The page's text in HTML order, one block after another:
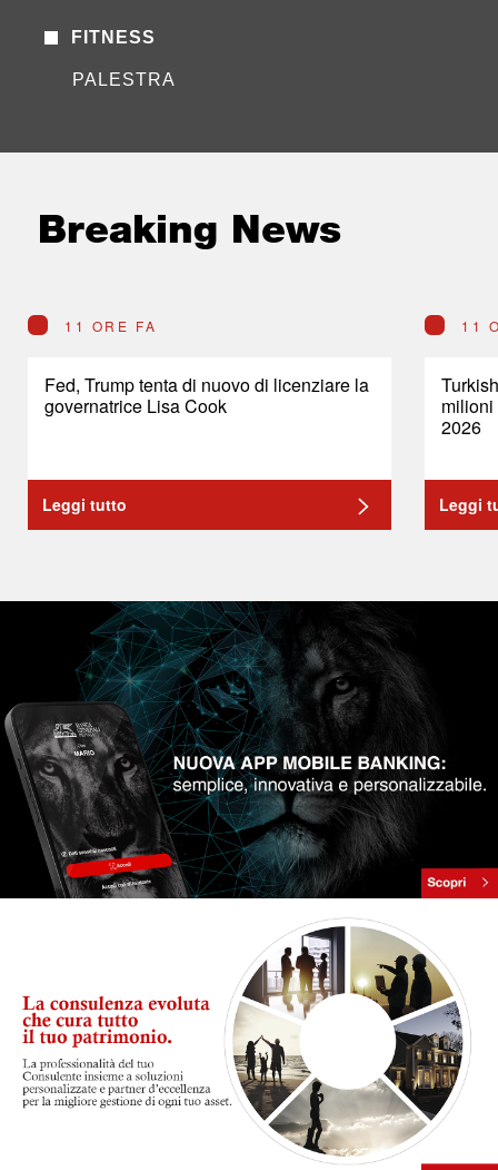
FITNESS
PALESTRA
Breaking News
11 ORE FA
Fed, Trump tenta di nuovo di licenziare la
governatrice Lisa Cook
Leggi tutto
11
2026
Leggi